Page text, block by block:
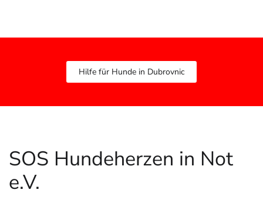
Hilfe für Hunde in Dubrovnic
SOS Hundeherzen in Not
e.V.